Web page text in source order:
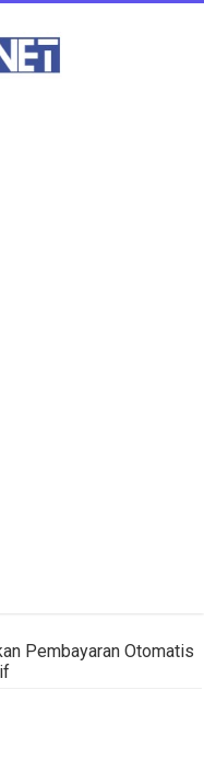
Pembayaran Otomatis